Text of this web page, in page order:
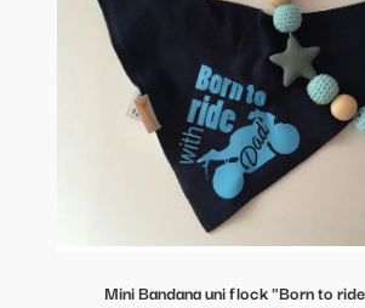
Mini Bandana uni flock "Born to